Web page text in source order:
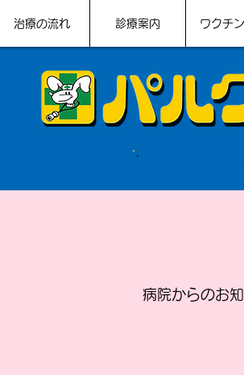
治療の流れ 診療案内 ワクチ
病院からのお